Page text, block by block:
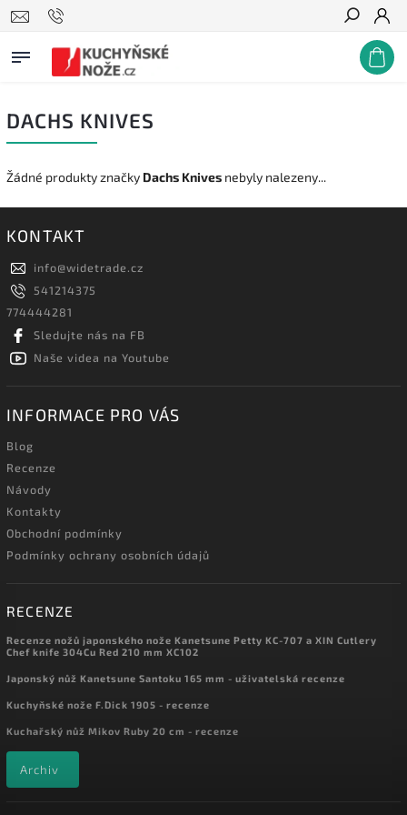
Hledat
DACHS KNIVES
Žádné produkty značky Dachs Knives nebyly nalezeny...
KONTAKT
info@widetrade.cz
541214375
774444281
Sledujte nás na FB
Naše videa na Youtube
INFORMACE PRO VÁS
Blog
Recenze
Návody
Kontakty
Obchodní podmínky
Podmínky ochrany osobních údajů
RECENZE
Recenze nožů japonského nože Kanetsune Petty KC-707 a XIN Cutlery
Chef knife 304Cu Red 210 mm XC102
Japonský nůž Kanetsune Santoku 165 mm - uživatelská recenze
Kuchyňské nože F.Dick 1905 - recenze
Kuchařský nůž Mikov Ruby 20 cm - recenze
Archiv